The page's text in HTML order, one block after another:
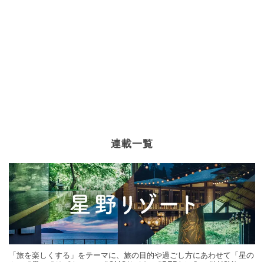
連載一覧
「旅を楽しくする」をテーマに、旅の目的や過ごし方にあわせて「星の